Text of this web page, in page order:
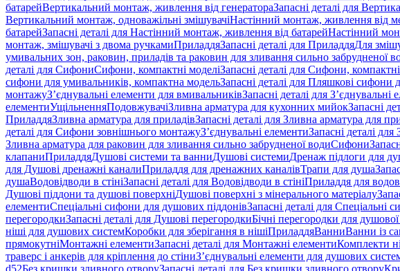
батарейВертикальний монтаж, живлення від генератораЗапасні деталі для
Вертикальний монтаж, одноважільні змішувачіНастінний монтаж, живлення від
батарейЗапасні деталі для Настінний монтаж, живлення від батарейНастінний
монтаж, змішувачі з двома ручкамиПриладдяЗапасні деталі для ПриладдяДля
умивальних зон, раковин, приладів та раковин для зливання сильно забрудненої
деталі для СифониСифони, компактні моделіЗапасні деталі для Сифони,
сифони для умивальників, компактна модельЗапасні деталі для Пляшкові
монтажуЗ’єднувальні елементи для вмивальниківЗапасні деталі для
елементиУщільненняПодовжувачіЗливна арматура для кухонних мийокЗапасні
ПриладдяЗливна арматура для приладівЗапасні деталі для Зливна арматура для
деталі для Сифони зовнішнього монтажуЗ’єднувальні елементиЗапасні деталі для
Зливна арматура для раковин для зливання сильно забрудненої водиСифони
клапаниПриладдяДушові системи та ванниДушові системиДренаж підлоги для
для Душові дренажні каналиПриладдя для дренажних каналівТрапи для душа
душаВодовідводи в стініЗапасні деталі для Водовідводи в стініПриладдя для
Душові піддони та душові поверхніДушові поверхні з мінерального матеріалу
елементиСпеціальні сифони для душових піддонівЗапасні деталі для Спеціальні
перегородкиЗапасні деталі для Душові перегородкиБічні перегородки для душової
ніші для душових системКоробки для зберігання в нішіПриладдяВанниВанни із
прямокутніМонтажні елементиЗапасні деталі для Монтажні елементиКомплекти
траверс і анкерів для кріплення до стіниЗ’єднувальні елементи для душових
d52Без кришки зливного отворуЗапасні деталі для Без кришки зливного отвору